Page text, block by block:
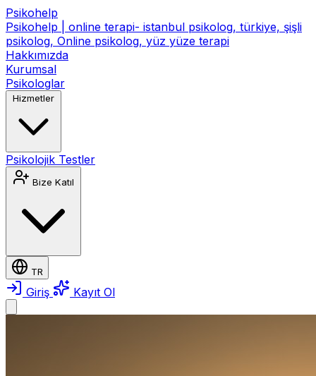
Psikohelp
Psikohelp | online terapi- istanbul psikolog, türkiye, şişli
psikolog, Online psikolog, yüz yüze terapi
Hakkımızda
Kurumsal
Psikologlar
Hizmetler
Psikolojik Testler
Bize Katıl
TR
Giriş Kayıt Ol